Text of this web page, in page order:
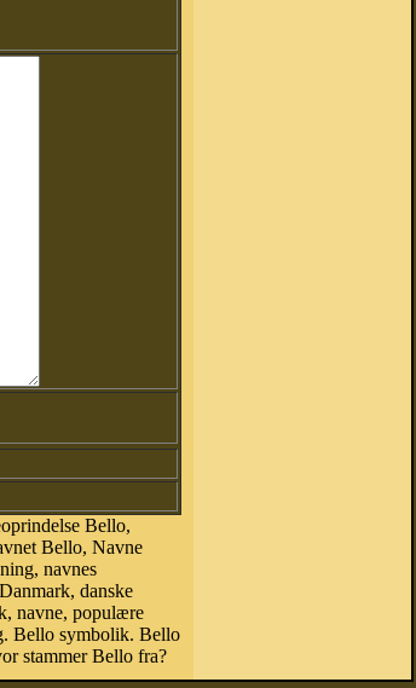
Bello,
Bello, Navne
navnes
danske
navne, populære
Bello symbolik. Bello
stammer Bello fra?